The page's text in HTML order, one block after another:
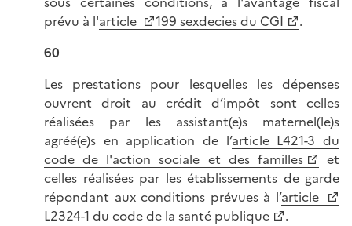
prévu à l'article 199 sexdecies du CGI
.
60
Les prestations pour lesquelles les dépenses
ouvrent droit au crédit d’impôt sont celles
réalisées par les assistant(e)s maternel(le)s
agréé(e)s en application de l’article L421-3 du
code de l'action sociale et des familles
et
celles réalisées par les établissements de garde
répondant aux conditions prévues à l’article
L2324-1 du code de la santé publique
.